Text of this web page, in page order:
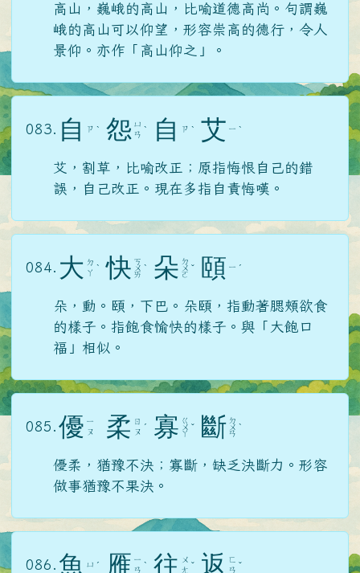
高山，巍峨的高山，比喻道德高尚。句謂巍
峨的高山可以仰望，形容崇高的德行，令人
景仰。亦作「高山仰之」。
083. 自 ㄗ ˋ 怨 ㄩ
ㄢ ˋ 自 ㄗ ˋ 艾 ㄧ ˋ
艾，割草，比喻改正；原指悔恨自己的錯
誤，自己改正。現在多指自責悔嘆。
084. 大 ㄉ
ㄚ ˋ 快 ㄎ
ㄨ
ㄞ
ˋ 朵 ㄉ
ㄨ
ㄛ
ˇ 頤 ㄧ ˊ
朵，動。頤，下巴。朵頤，指動著腮頰欲食
的樣子。指飽食愉快的樣子。與「大飽口
福」相似。
085. 優 ㄧ
ㄡ
柔 ㄖ
ㄡ ˊ 寡 ㄍ
ㄨ
ㄚ
ˇ 斷 ㄉ
ㄨ
ㄢ
ˋ
優柔，猶豫不決；寡斷，缺乏決斷力。形容
做事猶豫不果決。
086. 魚 ㄩ ˊ 雁 ㄧ
ㄢ ˋ 往 ㄨ
ㄤ ˇ 返 ㄈ
ㄢ ˇ